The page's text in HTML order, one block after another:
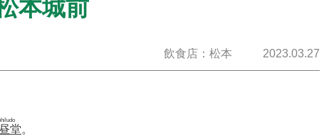
本城前
飲食店：松本 2023.03.27
堂。